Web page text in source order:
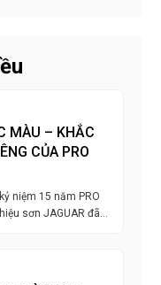
MÀU – KHẮC
CỦA PRO
niệm 15 năm PRO
sơn JAGUAR đã…